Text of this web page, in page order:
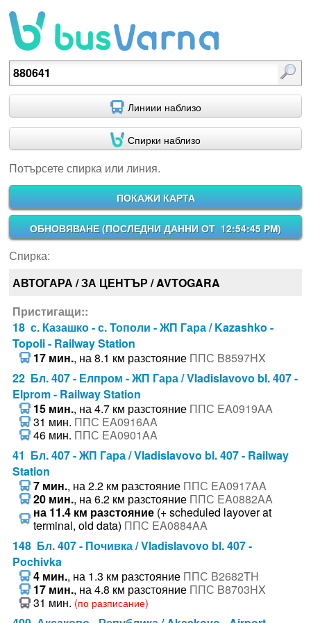
Потърсете спирка или линия.
Линиии наблизо
Спирки наблизо
Потърсете спирка или линия.
ПОКАЖИ КАРТА
ОБНОВЯВАНЕ (ПОСЛЕДНИ ДАННИ ОТ 12:54:45 PM)
Спирка:
АВТОГАРА / ЗА ЦЕНТЪР / AVTOGARA
Пристигащи::
18 с. Казашко - с. Тополи - ЖП Гара / Kazashko -
Topoli - Railway Station
17 мин., на 8.1 км разстояние ППС B8597HX
22 Бл. 407 - Елпром - ЖП Гара / Vladislavovo bl. 407 -
Elprom - Railway Station
15 мин., на 4.7 км разстояние ППС EA0919AA
31 мин. ППС EA0916AA
46 мин. ППС EA0901AA
41 Бл. 407 - ЖП Гара / Vladislavovo bl. 407 - Railway
Station
7 мин., на 2.2 км разстояние ППС EA0917AA
20 мин., на 6.2 км разстояние ППС EA0882AA
на 11.4 км разстояние(+ scheduled layover at
terminal, old data) ППС EA0884AA
148 Бл. 407 - Почивка / Vladislavovo bl. 407 -
Pochivka
4 мин., на 1.3 км разстояние ППС B2682TH
17 мин., на 4.8 км разстояние ППС B8703HX
31 мин. (по разписание)